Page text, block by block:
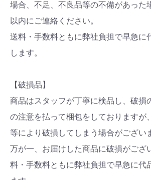
場合、不足、不良品等の不備があった
以内にご連絡ください。
送料・手数料ともに弊社負担で早急に
します。
【破損品】
商品はスタッフが丁寧に検品し、破損
の注意を払って梱包をしておりますが
等により破損してしまう場合がござい
万が一、お届けした商品に破損がござ
料・手数料ともに弊社負担で早急に代